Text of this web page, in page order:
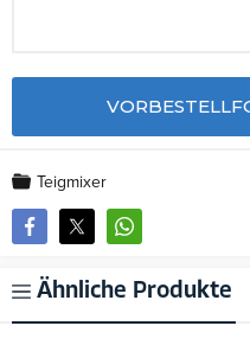
Teigmixer
Ähnliche Produkte